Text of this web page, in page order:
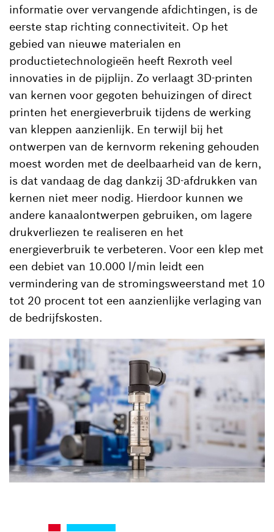
informatie over vervangende afdichtingen, is de
eerste stap richting connectiviteit. Op het
gebied van nieuwe materialen en
productietechnologieën heeft Rexroth veel
innovaties in de pijplijn. Zo verlaagt 3D-printen
van kernen voor gegoten behuizingen of direct
printen het energieverbruik tijdens de werking
van kleppen aanzienlijk. En terwijl bij het
ontwerpen van de kernvorm rekening gehouden
moest worden met de deelbaarheid van de kern,
is dat vandaag de dag dankzij 3D-afdrukken van
kernen niet meer nodig. Hierdoor kunnen we
andere kanaalontwerpen gebruiken, om lagere
drukverliezen te realiseren en het
energieverbruik te verbeteren. Voor een klep met
een debiet van 10.000 l/min leidt een
vermindering van de stromingsweerstand met 10
tot 20 procent tot een aanzienlijke verlaging van
de bedrijfskosten.